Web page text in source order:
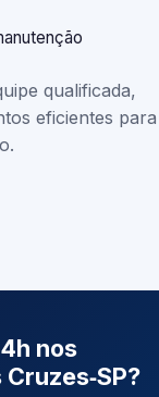
qualificada,
eficientes para
nos